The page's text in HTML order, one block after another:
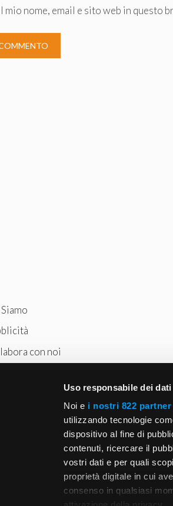
Uso responsabile dei dati
Noi e i nostri 822 partner
utilizzando tecnologie
dispositivo al fine di
contenuti, ricercare il
vostri dati e per quali
proprietà digitale in cui
consenso in qualsiasi
mio nome, email e sito web in questo
con noi